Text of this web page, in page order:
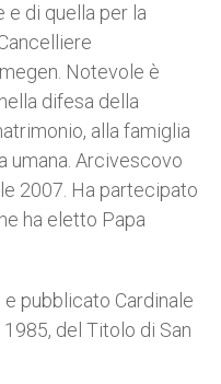
e di quella per la
Notevole è
difesa della
alla famiglia
umana. Arcivescovo
2007. Ha partecipato
ha eletto Papa
e pubblicato Cardinale
del Titolo di San